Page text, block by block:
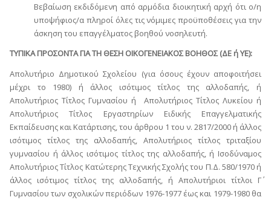
Βεβαίωση εκδιδόμενη από αρμόδια διοικητική αρχή ότι ο/η
υποψήφιος/α πληροί όλες τις νόμιμες προϋποθέσεις για την
άσκηση του επαγγέλματος βοηθού νοσηλευτή.
ΤΥΠΙΚΑ ΠΡΟΣΟΝΤΑ ΓΙΑ ΤΗ ΘΕΣΗ ΟΙΚΟΓΕΝΕΙΑΚΟΣ ΒΟΗΘΟΣ (ΔΕ ή ΥΕ):
Απολυτήριο Δημοτικού Σχολείου (για όσους έχουν αποφοιτήσει
μέχρι το 1980) ή άλλος ισότιμος τίτλος της αλλοδαπής, ή
Απολυτήριος Τίτλος Γυμνασίου ή Απολυτήριος Τίτλος Λυκείου ή
Απολυτήριος Τίτλος Εργαστηρίων Ειδικής Επαγγελματικής
Εκπαίδευσης και Κατάρτισης, του άρθρου 1 του ν. 2817/2000 ή άλλος
ισότιμος τίτλος της αλλοδαπής, Απολυτήριος τίτλος τριταξίου
γυμνασίου ή άλλος ισότιμος τίτλος της αλλοδαπής, ή Ισοδύναμος
Απολυτήριος Τίτλος Κατώτερης Τεχνικής Σχολής του Π.Δ. 580/1970 ή
άλλος ισότιμος τίτλος της αλλοδαπής, ή Απολυτήριοι τίτλοι Γ΄
Γυμνασίου των σχολικών περιόδων 1976-1977 έως και 1979-1980 θα